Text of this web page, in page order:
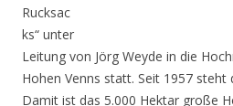
Rucksac
ks“ unter
Leitung von Jörg Weyde in die
Hohen Venns statt. Seit 1957 steht
Damit ist das 5.000 Hektar große